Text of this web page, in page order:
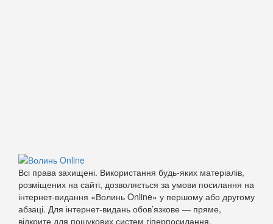
Всі права захищені. Використання будь-яких матеріалів,
розміщених на сайті, дозволяється за умови посилання на
інтернет-видання «Волинь Online» у першому або другому
абзаці. Для інтернет-видань обов’язкове — пряме,
відкрите для пошукових систем гіперпосилання.